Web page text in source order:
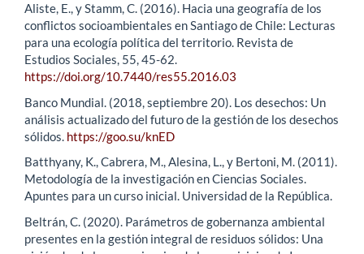
Aliste, E., y Stamm, C. (2016). Hacia una geografía de los
conflictos socioambientales en Santiago de Chile: Lecturas
para una ecología política del territorio. Revista de
Estudios Sociales, 55, 45-62.
https://doi.org/10.7440/res55.2016.03
Banco Mundial. (2018, septiembre 20). Los desechos: Un
análisis actualizado del futuro de la gestión de los desechos
sólidos. https://goo.su/knED
Batthyany, K., Cabrera, M., Alesina, L., y Bertoni, M. (2011).
Metodología de la investigación en Ciencias Sociales.
Apuntes para un curso inicial. Universidad de la República.
Beltrán, C. (2020). Parámetros de gobernanza ambiental
presentes en la gestión integral de residuos sólidos: Una